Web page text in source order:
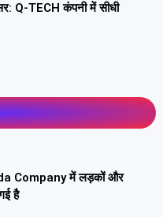
Q-TECH कंपनी में सीधी
Company में लड़कों और
है